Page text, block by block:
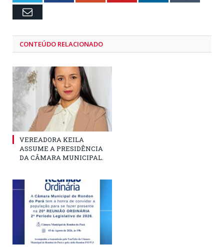
Email
CONTEÚDO RELACIONADO
VEREADORA KEILA
ASSUME A PRESIDÊNCIA
DA CÂMARA MUNICIPAL.